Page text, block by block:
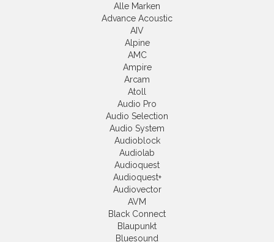
Alle Marken
Advance Acoustic
AIV
Alpine
AMC
Ampire
Arcam
Atoll
Audio Pro
Audio Selection
Audio System
Audioblock
Audiolab
Audioquest
Audioquest+
Audiovector
AVM
Black Connect
Blaupunkt
Bluesound